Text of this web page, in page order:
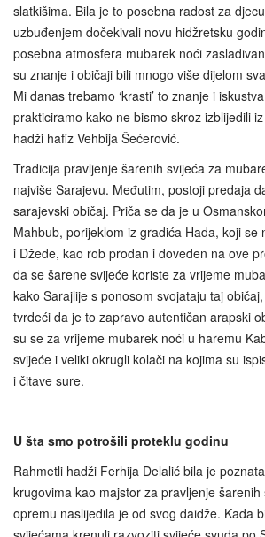
slatkišima. Bila je to posebna radost za
uzbuđenjem dočekivali novu hidžretsku
posebna atmosfera mubarek noći
su znanje i običaji bili mnogo više dijelom
Mi danas trebamo ‘krasti’ to znanje i
prakticiramo kako ne bismo skroz izblijedili
hadži hafiz Vehbija Šećerović.
Tradicija pravljenje šarenih svijeća za
najviše Sarajevu. Međutim, postoji predaja
sarajevski običaj. Priča se da je u
Mahbub, porijeklom iz gradića Hada, koji se
i Džede, kao rob prodan i doveden na ove
da se šarene svijeće koriste za vrijeme
kako Sarajlije s ponosom svojataju taj
tvrdeći da je to zapravo autentičan arapski
su se za vrijeme mubarek noći u haremu
svijeće i veliki okrugli kolači na kojima su
i čitave sure.
U šta smo potrošili proteklu godinu
Rahmetli hadži Ferhija Delalić bila je
krugovima kao majstor za pravljenje
opremu naslijedila je od svog daidže. Kada